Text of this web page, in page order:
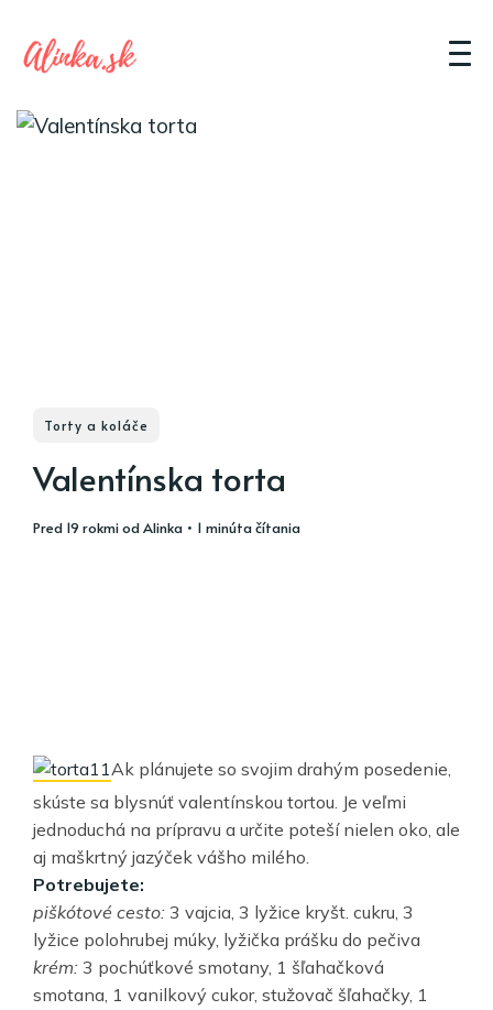
Torty a koláče
Valentínska torta
pred 19 rokmiodAlinka • 1 minúta čítania
Ak plánujete so svojim drahým posedenie,
skúste sa blysnúť valentínskou tortou. Je veľmi
jednoduchá na prípravu a určite poteší nielen oko, ale
aj maškrtný jazýček vášho milého.
Potrebujete:
piškótové cesto: 3 vajcia, 3 lyžice kryšt. cukru, 3
lyžice polohrubej múky, lyžička prášku do pečiva
krém: 3 pochúťkové smotany, 1 šľahačková
smotana, 1 vanilkový cukor, stužovač šľahačky, 1